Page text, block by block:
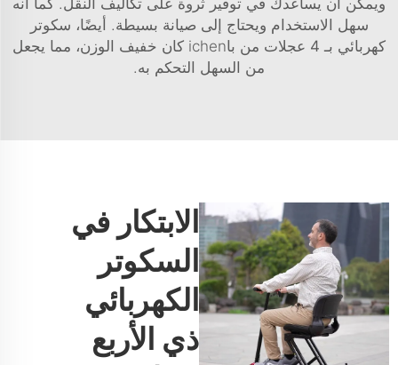
سهل الاستخدام ويحتاج إلى صيانة بسيطة. أيضًا، سكوتر
كهربائي بـ 4 عجلات
من باichen كان خفيف الوزن، مما يجعل
من السهل التحكم به.
الابتكار في
السكوتر
الكهربائي
ذي الأربع